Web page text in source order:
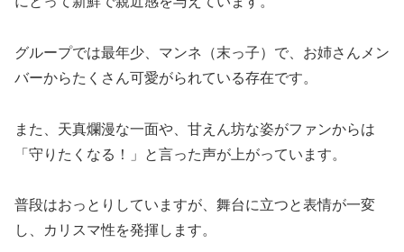
グループでは最年少、マンネ（末っ子）で、お姉さんメン
バーからたくさん可愛がられている存在です。
また、天真爛漫な一面や、甘えん坊な姿がファンからは
「守りたくなる！」と言った声が上がっています。
普段はおっとりしていますが、舞台に立つと表情が一変
し、カリスマ性を発揮します。